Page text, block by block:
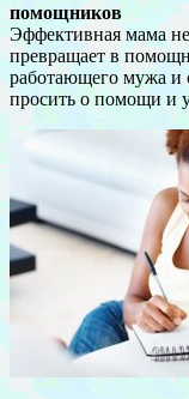
помощников
Эффективная мама
превращает в
работающего мужа и
просить о помощи и